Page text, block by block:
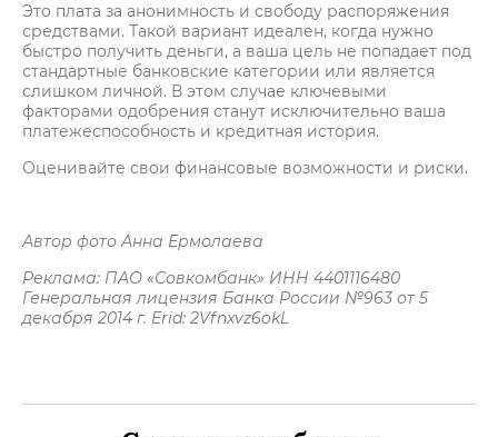
Это плата за анонимность и свободу распоряжения
средствами. Такой вариант идеален, когда нужно
быстро получить деньги, а ваша цель не попадает под
стандартные банковские категории или является
слишком личной. В этом случае ключевыми
факторами одобрения станут исключительно ваша
платежеспособность и кредитная история.
Оценивайте свои финансовые возможности и риски.
Автор фото Анна Ермолаева
Реклама: ПАО «Совкомбанк» ИНН 4401116480
Генеральная лицензия Банка России №963 от 5
декабря 2014 г. Erid: 2Vfnxvz6okL